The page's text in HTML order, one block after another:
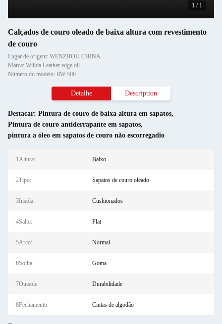
1 / 1
Calçados de couro oleado de baixa altura com revestimento
de couro
Lugar de origem: WENZHOU CHINA
Marca: Wilida Leather edge oil
Número do modelo: RW-500
Detalhe Description
Destacar: Pintura de couro de baixa altura em sapatos,
Pintura de couro antiderrapante em sapatos,
pintura a óleo em sapatos de couro não escorregadio
1Altura: Baixo
2Tipo: Sapatos de couro oleado
3Insóla: Cushionados
4Salto: Flat
5Arco: Normal
6Solha: Goma
7Outsole: Durabilidade
8Fechamento: Cintas de algodão